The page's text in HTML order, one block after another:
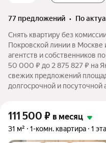
77 предложений •
по
Снять квартиру без
Покровской линии в
агентств и собственников
50 000 ₽ до 2 875 827 ₽ на
свежих предложений
долгосрочной и посуточной
111 500 ₽ в месяц
31 м² 1-комн. квартира 1